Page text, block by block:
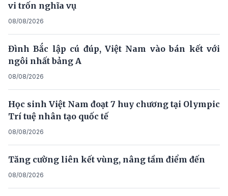
vi trốn nghĩa vụ
08/08/2026
Đình Bắc lập cú đúp, Việt Nam vào bán kết với
ngôi nhất bảng A
08/08/2026
Học sinh Việt Nam đoạt 7 huy chương tại Olympic
Trí tuệ nhân tạo quốc tế
08/08/2026
Tăng cường liên kết vùng, nâng tầm điểm đến
08/08/2026